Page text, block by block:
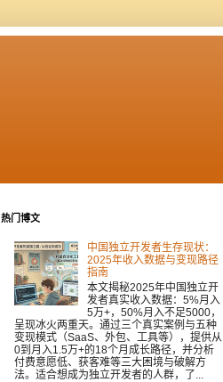
热门博文
中国独立开发者生存现状：
2025年收入数据与变现路径
指南
本文揭秘2025年中国独立开
发者真实收入数据：5%月入
5万+，50%月入不足5000，
呈现冰火两重天。通过三个真实案例与五种
变现模式（SaaS、外包、工具等），提供从
0到月入1.5万+的18个月成长路径，并分析
付费意愿低、获客难等三大困境与破解方
法。适合想成为独立开发者的人群，了...